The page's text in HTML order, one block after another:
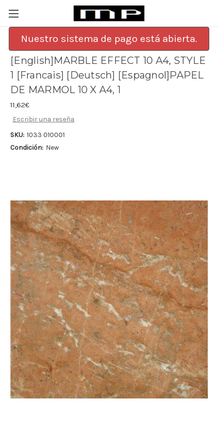
Nuestro sistema de pago está abierta.
[English]MARBLE EFFECT 10 A4, STYLE
1 [Francais] [Deutsch] [Espagnol]PAPEL
DE MARMOL 10 X A4, 1
11,62€
Escribir una reseña
SKU: 1033 010001
Condición: New